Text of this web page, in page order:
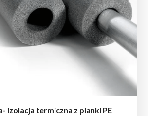
izolacja termiczna z pianki PE